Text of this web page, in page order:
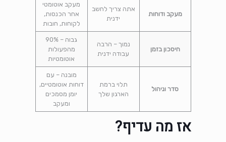
מעקב ודוחות
אתה צריך לחשב
ידנית
מעקב אוטומטי
אחר הכנסות,
לקוחות, חובות
חיסכון בזמן
נמוך – הרבה
עבודה ידנית
גבוה – 90%
מהפעולות
אוטומטיות
סדר וניהול
תלוי ברמת
הארגון שלך
מובנה – עם
דוחות אוטומטיים,
יומן מסמכים
ומעקב
אז מה עדיף?